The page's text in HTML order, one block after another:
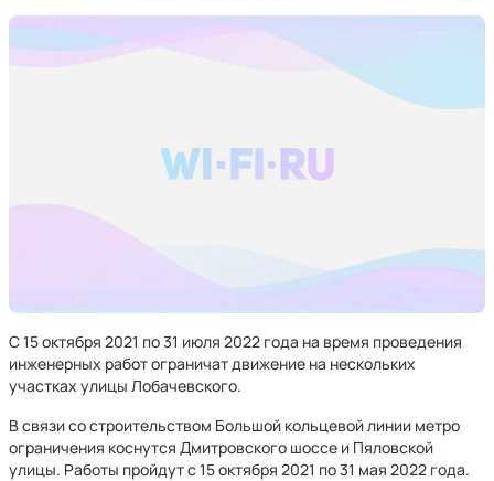
С 15 октября 2021 по 31 июля 2022 года на время проведения
инженерных работ ограничат движение на нескольких
участках улицы Лобачевского.
В связи со строительством Большой кольцевой линии метро
ограничения коснутся Дмитровского шоссе и Пяловской
улицы. Работы пройдут с 15 октября 2021 по 31 мая 2022 года.